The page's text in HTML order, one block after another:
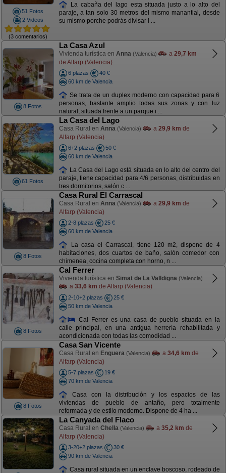
51 Fotos
2 Videos
(3 comentarios)
La cabaña del lago esta situada justo a lo alto del
paraje, a tan solo 30 metros del mismo manantial, desde
su mismo porche podrás divisar l ...
8 Fotos
La Casa Azul
Vivienda turística en Anna (Valencia) a 29,7 km
de Alfarp (Valencia)
6 plazas
40 €
60 km de Valencia
Se trata de un duplex moderno con capacidad para 6
personas, bastante amplio todas sus zonas y con luz
natural, situada frente a un parque i ...
61 Fotos
La Casa del Lago
Casa Rural en Anna (Valencia) a 29,9 km de
Alfarp (Valencia)
6+2 plazas
50 €
60 km de Valencia
La Casa del Lago está situada en lo alto del centro del
paraje, tiene capacidad para 4/6 personas, distribuidas en
tres dormitorios, salón c ...
8 Fotos
Casa Rural El Carrascal
Casa Rural en Anna (Valencia) a 29,9 km de
Alfarp (Valencia)
2-8 plazas
25 €
60 km de Valencia
La casa el Carrascal, tiene 120 m2, dispone de 4
habitaciones, dos cuartos de baño, salón comedor con
chimenea, cocina completa con horno, n ...
8 Fotos
Cal Ferrer
Vivienda turística en Simat de La Valldigna (Valencia)
a 33,6 km de Alfarp (Valencia)
2-10+2 plazas
25 €
50 km de Valencia
Cal Ferrer es una casa de pueblo situada en la
calle principal, en una antigua herrería rehabilitada y
acondicionada con todas las comodidad ...
8 Fotos
Casa San Vicente
Casa Rural en Enguera (Valencia) a 34,6 km de
Alfarp (Valencia)
5-7 plazas
19 €
70 km de Valencia
Casa con la distribución y los espacios de las
viviendas de pueblo de antaño, pero totalmente
reformada y de estilo moderno. Dispone de 4 ha ...
La Canyada del Flaco
Casa Rural en Chella (Valencia) a 35,2 km de
Alfarp (Valencia)
3-20+2 plazas
30 €
90 km de Valencia
Casa rural situada en un enclave boscoso, rodeado de